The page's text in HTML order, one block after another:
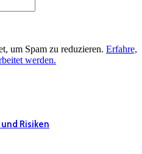
um Spam zu reduzieren. Erfahre,
werden.
Risiken